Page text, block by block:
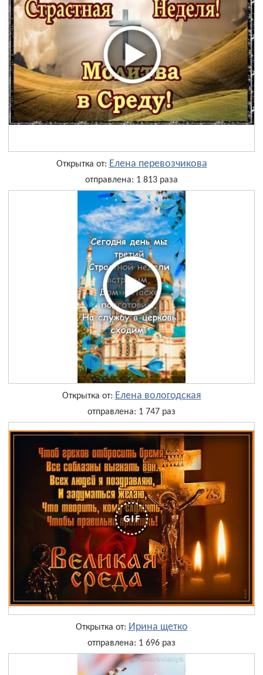
Открытка от: Елена перевозчикова
отправлена: 1 813 раза
Открытка от: Елена вологодская
отправлена: 1 747 раз
Открытка от: Ирина щетко
отправлена: 1 696 раз